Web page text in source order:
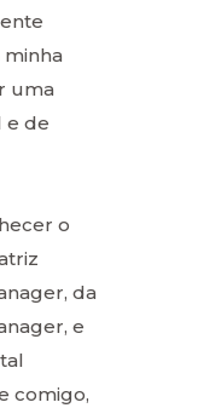
uma
e de
o
da
e
comigo,